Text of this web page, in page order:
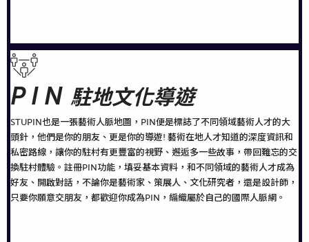
PIN 駐地文化導遊
STUPIN也是一張藝術人脈地圖，PIN便是標誌了不同領域藝術人才的大
頭針，他們是你的朋友、更是你的導遊! 藝術在地人才知道的深度資訊和
私密路線，讓你的駐村有更豐富的視野、邂逅多一些故事，帶回難忘的交
換駐村體驗。註冊PIN功能，填妥基本資料，和不同領域的藝術人才成為
好友、開啟對話，不論你是藝術家、策展人、文化研究者，還是設計師，
只要你願意交朋友，都歡迎你成為PIN，編織屬於自己的國際人脈網。